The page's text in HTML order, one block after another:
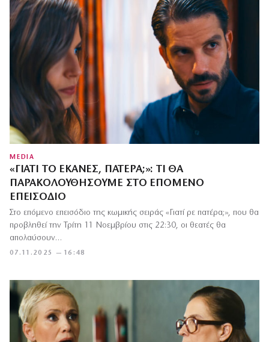
MEDIA
«ΓΙΑΤΊ ΤΟ ΈΚΑΝΕΣ, ΠΑΤΈΡΑ;»: ΤΙ ΘΑ
ΠΑΡΑΚΟΛΟΥΘΉΣΟΥΜΕ ΣΤΟ ΕΠΌΜΕΝΟ
ΕΠΕΙΣΌΔΙΟ
07.11.2025 — 16:48
Στο επόμενο επεισόδιο της κωμικής σειράς «Γιατί ρε πατέρα;», που θα
προβληθεί την Τρίτη 11 Νοεμβρίου στις 22:30, οι θεατές θα
απολαύσουν…